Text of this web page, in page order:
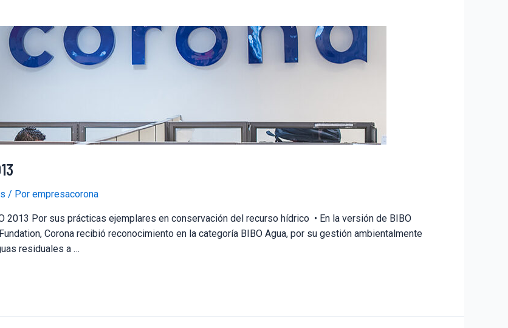
/ Por empresacorona
Por sus prácticas ejemplares en conservación del recurso hídrico • En la versión de BIBO
Corona recibió reconocimiento en la categoría BIBO Agua, por su gestión ambientalmente
residuales a …